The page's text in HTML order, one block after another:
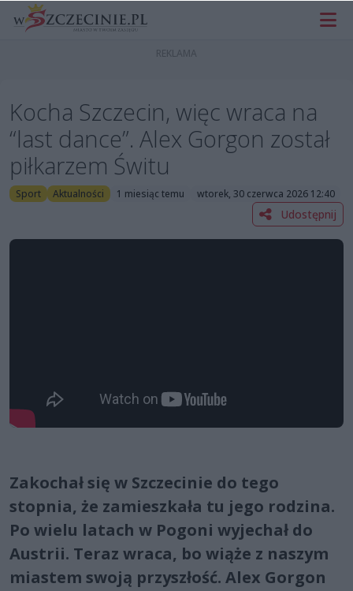
Kocha Szczecin, więc wraca na
“last dance”. Alex Gorgon został
piłkarzem Świtu
Sport Aktualności 1 miesiąc temu wtorek, 30 czerwca 2026 12:40
Udostępnij
Zakochał się w Szczecinie do tego
stopnia, że zamieszkała tu jego rodzina.
Po wielu latach w Pogoni wyjechał do
Austrii. Teraz wraca, bo wiąże z naszym
miastem swoją przyszłość. Alex Gorgon